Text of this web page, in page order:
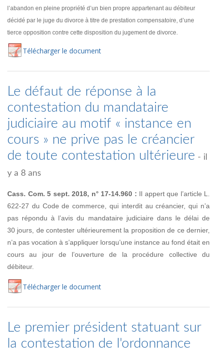
l’abandon en pleine propriété d’un bien propre appartenant au débiteur
décidé par le juge du divorce à titre de prestation compensatoire, d’une
tierce opposition contre cette disposition du jugement de divorce.
Télécharger le document
Le défaut de réponse à la
contestation du mandataire
judiciaire au motif « instance en
cours » ne prive pas le créancier
de toute contestation ultérieure - il
y a 8 ans
Cass. Com. 5 sept. 2018, n° 17-14.960 : Il appert que l’article L.
622-27 du Code de commerce, qui interdit au créancier, qui n’a
pas répondu à l’avis du mandataire judiciaire dans le délai de
30 jours, de contester ultérieurement la proposition de ce dernier,
n’a pas vocation à s’appliquer lorsqu’une instance au fond était en
cours au jour de l’ouverture de la procédure collective du
débiteur.
Télécharger le document
Le premier président statuant sur
la contestation de l'ordonnance